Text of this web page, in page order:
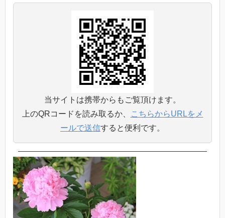
当サイトは携帯からもご覧頂けます。
上のQRコードを読み取るか、
こちらからURLをメ
ールで送信すると便利です。